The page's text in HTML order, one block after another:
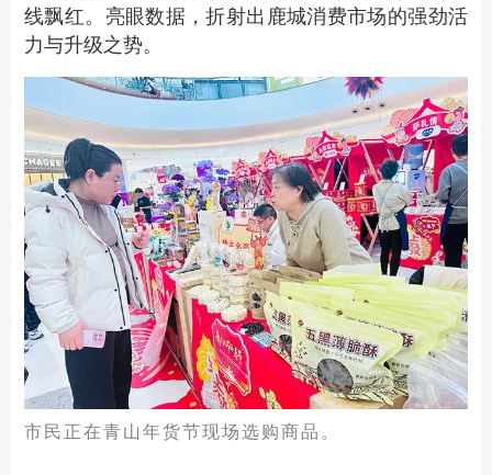
线飘红。亮眼数据，折射出鹿城消费市场的强劲活
力与升级之势。
市民正在青山年货节现场选购商品。